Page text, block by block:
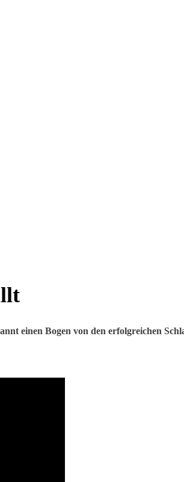
einen Bogen von den erfolgreichen